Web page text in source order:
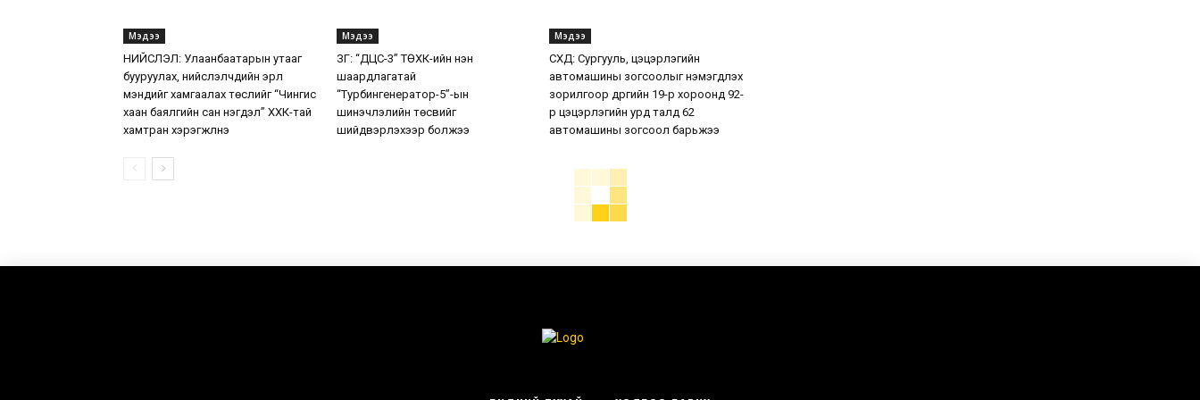
Мэдээ
НИЙСЛЭЛ: Улаанбаатарын утааг
бууруулах, нийслэлчүүдийн эрүүл
мэндийг хамгаалах төслийг “Чингис
хаан баялгийн сан нэгдэл” ХХК-тай
хамтран хэрэгжүүлнэ
Мэдээ
ЗГ: “ДЦС-3” ТӨХК-ийн нэн
шаардлагатай
“Турбингенератор-5”-ын
шинэчлэлийн төсвийг
шийдвэрлэхээр болжээ
Мэдээ
СХД: Сургууль, цэцэрлэгийн
автомашины зогсоолыг нэмэгдүүлэх
зорилгоор дүүргийн 19-р хороонд 92-
р цэцэрлэгийн урд талд 62
автомашины зогсоол барьжээ